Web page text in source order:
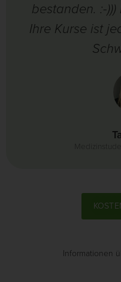
bestanden. :-
Ihre Kurse ist
Informationen